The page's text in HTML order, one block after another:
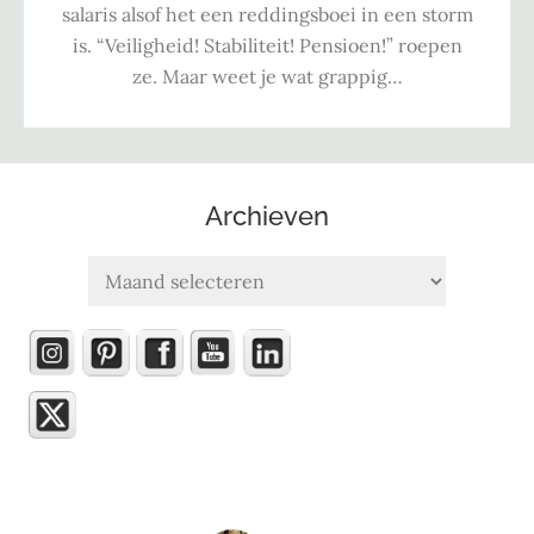
salaris alsof het een reddingsboei in een storm
is. “Veiligheid! Stabiliteit! Pensioen!” roepen
ze. Maar weet je wat grappig…
Archieven
Archieven